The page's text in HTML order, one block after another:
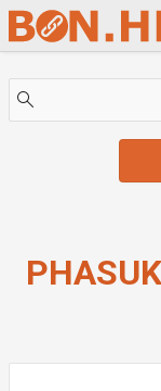
Skip to Main Content